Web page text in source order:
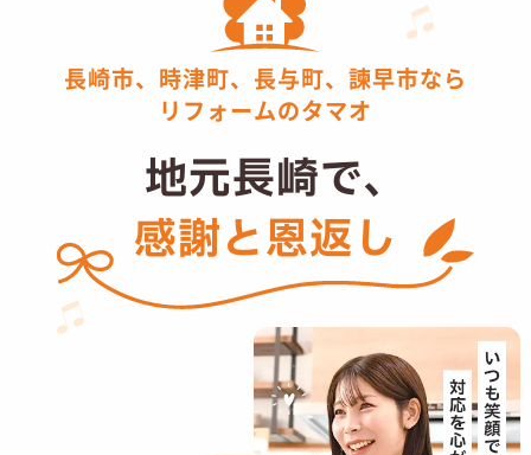
長崎市、時津町、長与町、諫早市なら
リフォームのタマオ
地元長崎で、
感謝と恩返し